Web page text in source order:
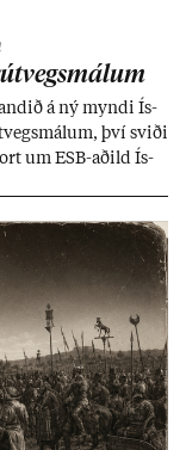
á ný myndi Ís­
því sviði
um ESB-að­ild Ís­